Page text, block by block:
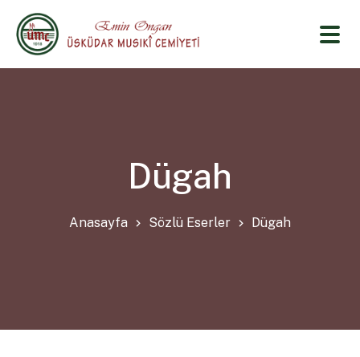
Dügah
Anasayfa Sözlü Eserler Dügah